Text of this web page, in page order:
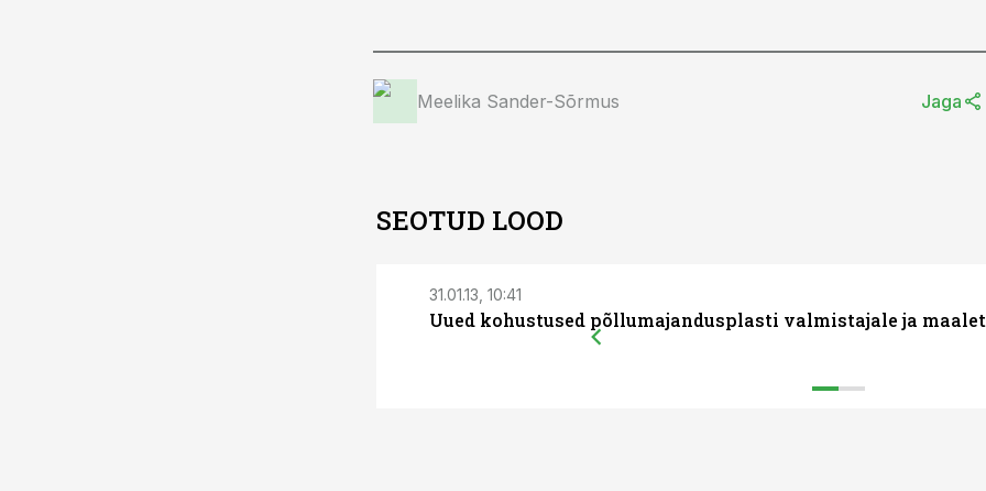
Meelika Sander-Sõrmus Jaga
SEOTUD LOOD
31.01.13, 10:41
Uued kohustused põllumajandusplasti valmistajale ja